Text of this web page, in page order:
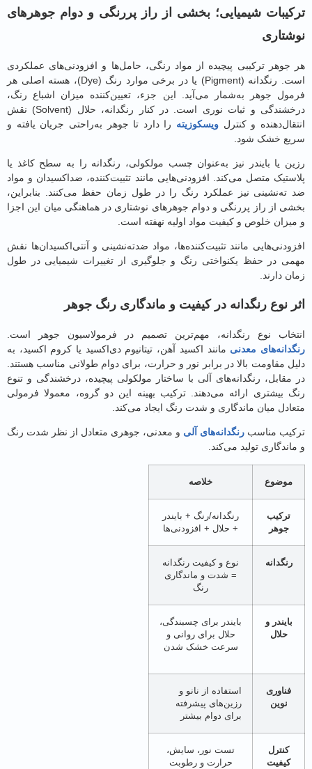
شیمیایی؛ بخشی از راز پررنگی و دوام جوهرهای
ترکیبی پیچیده از مواد رنگی، حامل‌ها و افزودنی‌های عملکردی
است. رنگدانه (Pigment) یا در برخی موارد رنگ (Dye)، هسته اصلی هر
جوهر به‌شمار می‌آید. این جزء، تعیین‌کننده میزان اشباع رنگ،
درخشندگی و ثبات نوری است. در کنار رنگدانه، حلال (Solvent) نقش
و کنترلویسکوزیتهرا دارد تا جوهر به‌راحتی جریان یافته و
خشک شود.
یا بایندر نیز به‌عنوان چسب مولکولی، رنگدانه را به سطح کاغذ یا
متصل می‌کند. افزودنی‌هایی مانند تثبیت‌کننده، ضد‌اکسیدان و مواد
نیز عملکرد رنگ را در طول زمان حفظ می‌کنند. بنابراین،
از راز پررنگی و دوام جوهرهای نوشتاری در هماهنگی میان این اجزا
خلوص و کیفیت مواد اولیه نهفته است.
مانند تثبیت‌کننده‌ها، مواد ضد‌ته‌نشینی و آنتی‌اکسیدان‌ها نقش
در حفظ یکنواختی رنگ و جلوگیری از تغییرات شیمیایی در طول
دارند.
نوع رنگدانه در کیفیت و ماندگاری رنگ جوهر
نوع رنگدانه، مهم‌ترین تصمیم در فرمولاسیون جوهر است.
معدنیمانند اکسید آهن، تیتانیوم دی‌اکسید یا کروم اکسید، به
مقاومت بالا در برابر نور و حرارت، برای دوام طولانی مناسب هستند.
رنگدانه‌های آلی با ساختار مولکولی پیچیده، درخشندگی و تنوع
بیشتری ارائه می‌دهند. ترکیب بهینه این دو گروه، معمولا فرمولی
میان ماندگاری و شدت رنگ ایجاد می‌کند.
مناسبرنگدانه‌های آلیو معدنی، جوهری متعادل از نظر شدت رنگ
تولید می‌کند.
موضوع خلاصه
ترکیب
جوهر
رنگدانه/رنگ + بایندر
+ حلال + افزودنی‌ها
رنگدانه
نوع و کیفیت رنگدانه
= شدت و ماندگاری
بایندر و
بایندر برای چسبندگی،
حلال برای روانی و
سرعت خشک شدن
فناوری
استفاده از نانو و
رزین‌های پیشرفته
برای دوام بیشتر
کنترل
کیفیت
تست نور، سایش،
حرارت و رطوبت